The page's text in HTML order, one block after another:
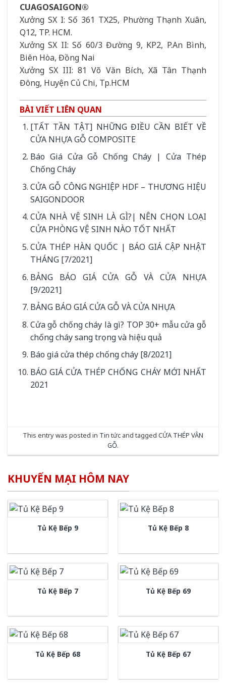
CUAGOSAIGON®
Xưởng SX I: Số 361 TX25, Phường Thạnh Xuân,
Q12, TP. HCM.
Xưởng SX II: Số 60/3 Đường 9, KP2, P.An Bình,
Biên Hòa, Đồng Nai
Xưởng SX III: 81 Võ Văn Bích, Xã Tân Thạnh
Đông, Huyện Củ Chi, Tp.HCM
BÀI VIẾT LIÊN QUAN
[TẤT TẦN TẬT] NHỮNG ĐIỀU CẦN BIẾT VỀ
CỬA NHỰA GỖ COMPOSITE
Báo Giá Cửa Gỗ Chống Cháy | Cửa Thép
Chống Cháy
CỬA GỖ CÔNG NGHIỆP HDF – THƯƠNG HIỆU
SAIGONDOOR
CỬA NHÀ VỆ SINH LÀ GÌ?| NÊN CHỌN LOẠI
CỬA PHÒNG VỆ SINH NÀO TỐT NHẤT
CỬA THÉP HÀN QUỐC | BÁO GIÁ CẬP NHẬT
THÁNG [7/2021]
BẢNG BÁO GIÁ CỬA GỖ VÀ CỬA NHỰA
[9/2021]
BẢNG BÁO GIÁ CỬA GỖ VÀ CỬA NHỰA
Cửa gỗ chống cháy là gì? TOP 30+ mẫu cửa gỗ
chống cháy sang trọng và hiệu quả
Báo giá cửa thép chống cháy [8/2021]
BÁO GIÁ CỬA THÉP CHỐNG CHÁY MỚI NHẤT
2021
This entry was posted in Tin tức and tagged CỬA THÉP VÂN
GỖ.
KHUYẾN MẠI HÔM NAY
Tủ Kệ Bếp 9 Tủ Kệ Bếp 8
Tủ Kệ Bếp 7 Tủ Kệ Bếp 69
Tủ Kệ Bếp 68 Tủ Kệ Bếp 67